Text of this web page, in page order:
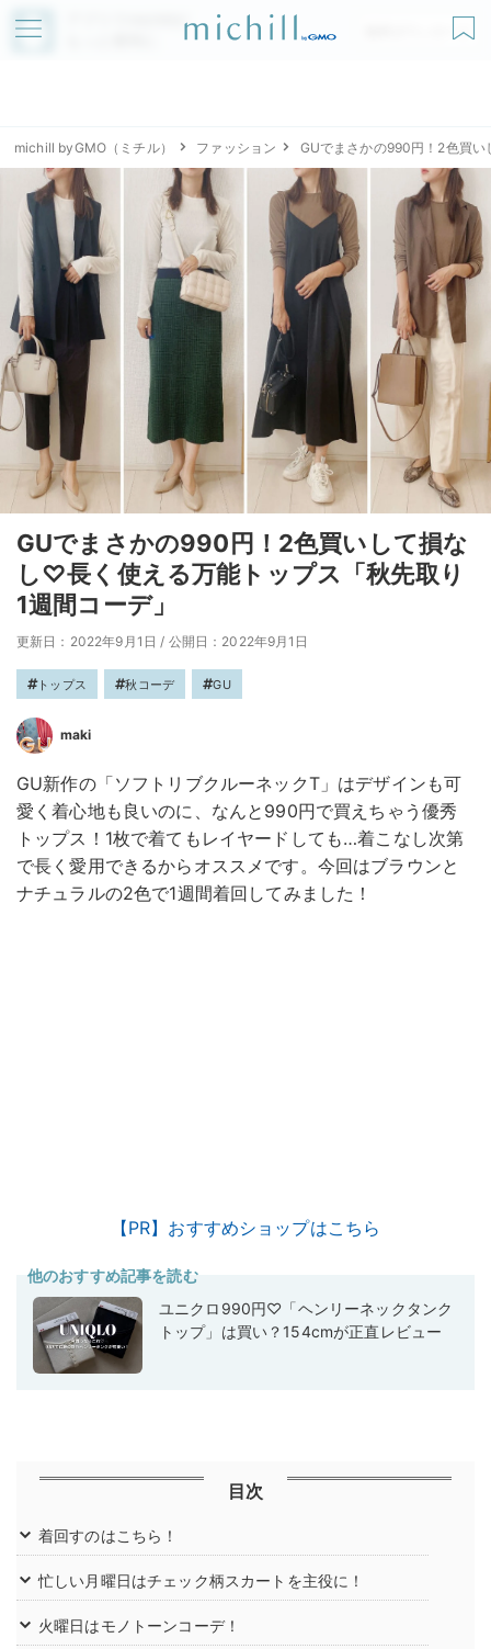
アプリでmichillが
無料ダウンロード
michill byGMO（ミチル） ファッション GUでまさかの990円！2色買
GUでまさかの990円！2色買いして損な
し♡長く使える万能トップス「秋先取り
1週間コーデ」
更新日：2022年9月1日 / 公開日：2022年9月1日
トップス 秋コーデ GU
maki
GU新作の「ソフトリブクルーネックT」はデザインも可
愛く着心地も良いのに、なんと990円で買えちゃう優秀
トップス！1枚で着てもレイヤードしても…着こなし次第
で長く愛用できるからオススメです。今回はブラウンと
ナチュラルの2色で1週間着回してみました！
【PR】おすすめショップはこちら
他のおすすめ記事を読む
ユニクロ990円♡「ヘンリーネックタンク
トップ」は買い？154cmが正直レビュー
目次
着回すのはこちら！
忙しい月曜日はチェック柄スカートを主役に！
火曜日はモノトーンコーデ！